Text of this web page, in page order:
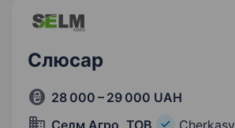
Слюсар
28 000 – 29 000 UAH
Селм Агро, ТОВ
Cherkasy